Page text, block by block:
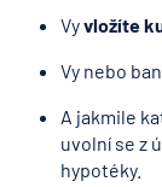
Vyvložíte
Vy nebo
A jakmile
uvolní se z
hypotéky.